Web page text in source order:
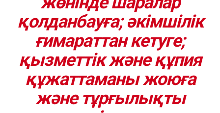
қолданбауға; әкімшілік
ғимараттан кетуге;
қызметтік және құпия
құжаттаманы жоюға
және тұрғылықты